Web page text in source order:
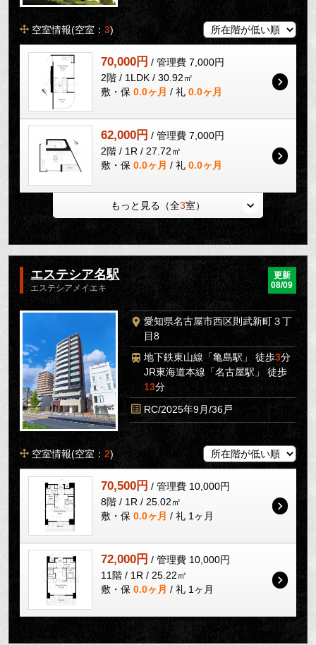
空室情報(空室：3)
70,000円 / 管理費 7,000円
2階 / 1LDK / 30.92㎡
敷・保 0.0ヶ月 / 礼 0.0ヶ月
62,000円 / 管理費 7,000円
2階 / 1R / 27.72㎡
敷・保 0.0ヶ月 / 礼 0.0ヶ月
もっと見る（全3室）
エステシア名駅
エステシアメイエキ
更新
08/09
愛知県名古屋市西区則武新町３丁
目8
地下鉄東山線「亀島駅」 徒歩3分
JR東海道本線「名古屋駅」 徒歩
13分
RC/2025年9月/36戸
空室情報(空室：2)
70,500円 / 管理費 10,000円
8階 / 1R / 25.02㎡
敷・保 0.0ヶ月 / 礼 1ヶ月
72,000円 / 管理費 10,000円
11階 / 1R / 25.22㎡
敷・保 0.0ヶ月 / 礼 1ヶ月